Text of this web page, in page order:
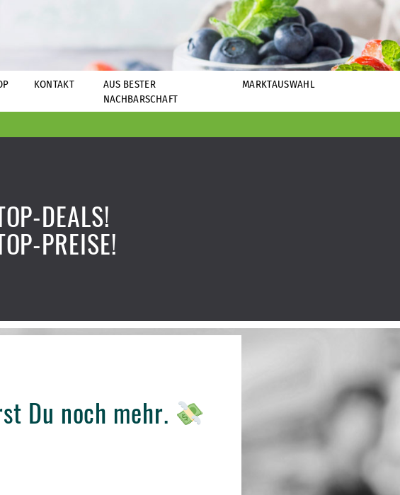
KONTAKT
AUS BESTER
NACHBARSCHAFT
MARKTAUSWAHL
DEALS!
PREISE!
Du noch mehr.